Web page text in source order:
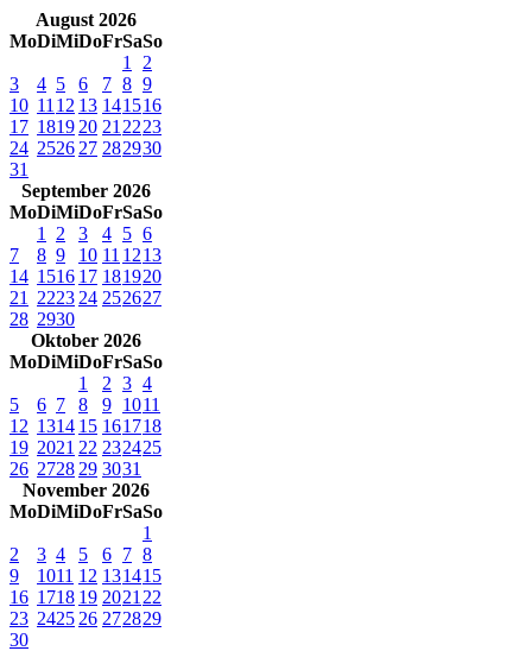
August 2026
MoDiMiDoFrSaSo
1
2
3
4 5 6 7 8 9
10 11 12 13 141516
17 1819 20 21 2223
24 2526 27 282930
31
September 2026
MoDiMiDoFrSaSo
1
2 3 4 5 6
7
8 9 10 11 1213
14 1516 17 181920
21
2223 24 252627
28 2930
Oktober 2026
MoDiMiDoFrSaSo
1
2 3 4
5
6 7 8 9 1011
12 1314 15 161718
19 2021 22 232425
26 2728 29 3031
November 2026
MoDiMiDoFrSaSo
1
2
3 4 5 6 7 8
9
1011 12 131415
16 1718 19 2021 22
23 2425 26 272829
30